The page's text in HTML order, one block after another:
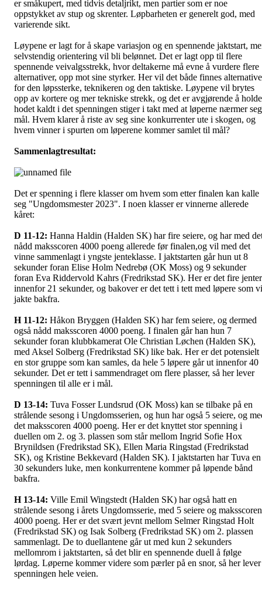
er småkupert, med tidvis detaljrikt, men partier som er noe
oppstykket av stup og skrenter. Løpbarheten er generelt god, med
varierende sikt.
Løypene er lagt for å skape variasjon og en spennende jaktstart,
selvstendig orientering vil bli belønnet. Det er lagt opp til flere
spennende veivalgsstrekk, hvor deltakerne må evne å vurdere flere
alternativer, opp mot sine styrker. Her vil det både finnes
for den løpssterke, teknikeren og den taktiske. Løypene vil brytes
opp av kortere og mer tekniske strekk, og det er avgjørende å holde
hodet kaldt i det spenningen stiger i takt med at løperne nærmer seg
mål. Hvem klarer å riste av seg sine konkurrenter ute i skogen, og
hvem vinner i spurten om løperene kommer samlet til mål?
Sammenlagtresultat:
Det er spenning i flere klasser om hvem som etter finalen kan kalle
seg "Ungdomsmester 2023". I noen klasser er vinnerne allerede
kåret:
D 11-12: Hanna Haldin (Halden SK) har fire seiere, og har med
nådd maksscoren 4000 poeng allerede før finalen,og vil med det
vinne sammenlagt i yngste jenteklasse. I jaktstarten går hun ut 8
sekunder foran Elise Holm Nedrebø (OK Moss) og 9 sekunder
foran Eva Riddervold Kahrs (Fredrikstad SK). Her er det fire jenter
innenfor 21 sekunder, og bakover er det tett i tett med løpere som
jakte bakfra.
H 11-12: Håkon Bryggen (Halden SK) har fem seiere, og dermed
også nådd maksscoren 4000 poeng. I finalen går han hun 7
sekunder foran klubbkamerat Ole Christian Løchen (Halden SK),
med Aksel Solberg (Fredrikstad SK) like bak. Her er det potensielt
en stor gruppe som kan samles, da hele 5 løpere går ut innenfor 40
sekunder. Det er tett i sammendraget om flere plasser, så her lever
spenningen til alle er i mål.
D 13-14: Tuva Fosser Lundsrud (OK Moss) kan se tilbake på en
strålende sesong i Ungdomsserien, og hun har også 5 seiere, og
det maksscoren 4000 poeng. Her er det knyttet stor spenning i
duellen om 2. og 3. plassen som står mellom Ingrid Sofie Hox
Brynildsen (Fredrikstad SK), Ellen Maria Ringstad (Fredrikstad
SK), og Kristine Bekkevard (Halden SK). I jaktstarten har Tuva en
30 sekunders luke, men konkurrentene kommer på løpende bånd
bakfra.
H 13-14: Ville Emil Wingstedt (Halden SK) har også hatt en
strålende sesong i årets Ungdomsserie, med 5 seiere og maksscoren
4000 poeng. Her er det svært jevnt mellom Selmer Ringstad Holt
(Fredrikstad SK) og Isak Solberg (Fredrikstad SK) om 2. plassen
sammenlagt. De to duellantene går ut med kun 2 sekunders
mellomrom i jaktstarten, så det blir en spennende duell å følge
lørdag. Løperne kommer videre som pærler på en snor, så her lever
spenningen hele veien.